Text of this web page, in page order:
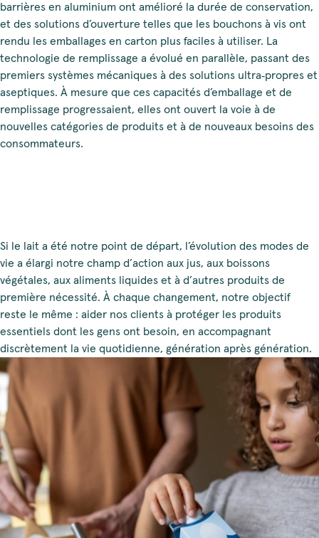
barrières en aluminium ont amélioré la durée de conservation,
et des solutions d’ouverture telles que les bouchons à vis ont
rendu les emballages en carton plus faciles à utiliser. La
technologie de remplissage a évolué en parallèle, passant des
premiers systèmes mécaniques à des solutions ultra‑propres et
aseptiques. À mesure que ces capacités d’emballage et de
remplissage progressaient, elles ont ouvert la voie à de
nouvelles catégories de produits et à de nouveaux besoins des
consommateurs.
Si le lait a été notre point de départ, l’évolution des modes de
vie a élargi notre champ d’action aux jus, aux boissons
végétales, aux aliments liquides et à d’autres produits de
première nécessité. À chaque changement, notre objectif
reste le même : aider nos clients à protéger les produits
essentiels dont les gens ont besoin, en accompagnant
discrètement la vie quotidienne, génération après génération.